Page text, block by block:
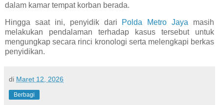
dalam kamar tempat korban berada.
Hingga saat ini, penyidik dari Polda Metro Jaya masih
melakukan pendalaman terhadap kasus tersebut untuk
mengungkap secara rinci kronologi serta melengkapi berkas
penyidikan.
di Maret 12, 2026
Berbagi